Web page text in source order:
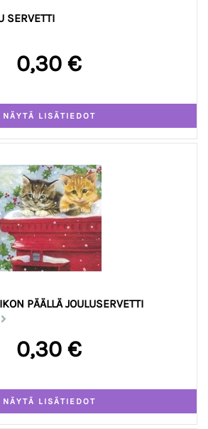
SERVETTI
0,30 €
PÄÄLLÄ JOULUSERVETTI
0,30 €